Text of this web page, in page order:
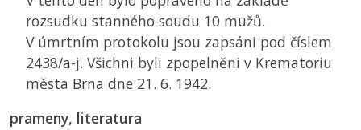
rozsudku stanného soudu 10 mužů.
V úmrtním protokolu jsou zapsáni pod číslem
2438/a-j. Všichni byli zpopelněni v Krematoriu
města Brna dne 21. 6. 1942.
prameny, literatura